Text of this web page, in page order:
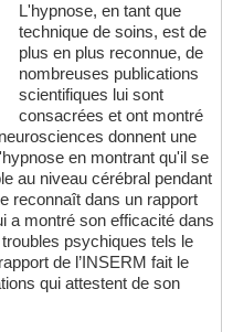
L'hypnose, en tant que
technique de soins, est de
plus en plus reconnue, de
nombreuses publications
scientifiques lui sont
consacrées et ont montré
donnent une
en montrant qu'il se
au niveau cérébral pendant
reconnaît dans un rapport
a montré son efficacité dans
psychiques tels le
de l’INSERM fait le
qui attestent de son